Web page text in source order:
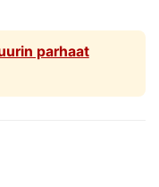
parhaat